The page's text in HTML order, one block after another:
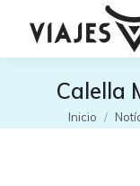
Calella
Estás aquí:
Inicio